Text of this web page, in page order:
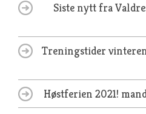
Siste nytt fra
Treningstider
Høstferien 2021!